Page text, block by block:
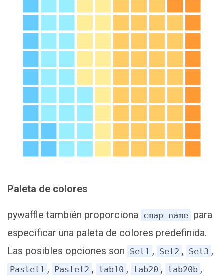
Paleta de colores
pywaffle también proporciona cmap_name para
especificar una paleta de colores predefinida.
Las posibles opciones son Set1 , Set2 , Set3 ,
Pastel1 , Pastel2 , tab10 , tab20 , tab20b ,